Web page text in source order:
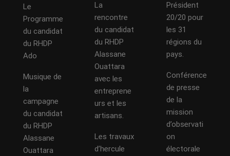
Le
Programme
du candidat
du RHDP
Ado
Musique de
la
campagne
du candidat
du RHDP
Alassane
Ouattara
La
rencontre
du candidat
du RHDP
Alassane
Ouattara
avec les
entreprene
urs et les
artisans.
Les travaux
d’hercule
Président
20/20 pour
les 31
régions du
pays.
Conférence
de presse
de la
mission
d’observati
on
électorale